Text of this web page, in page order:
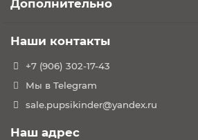
Дополнительно
Наши контакты
+7 (906) 302-17-43
Мы в Telegram
sale.pupsikinder@yandex.ru
Наш адрес